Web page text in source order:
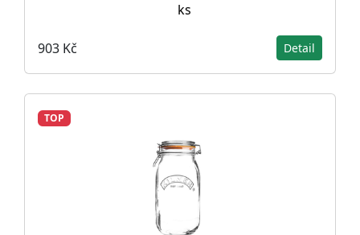
ks
903 Kč Detail
TOP